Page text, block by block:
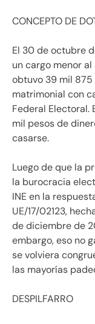
CONCEPTO DE
El 30 de octubre
un cargo menor
obtuvo 39 mil
matrimonial con
Federal Electoral.
mil pesos de
casarse.
Luego de que la
la burocracia
INE en la
UE/17/02123,
de diciembre de
embargo, eso no
se volviera
las mayorías
DESPILFARRO